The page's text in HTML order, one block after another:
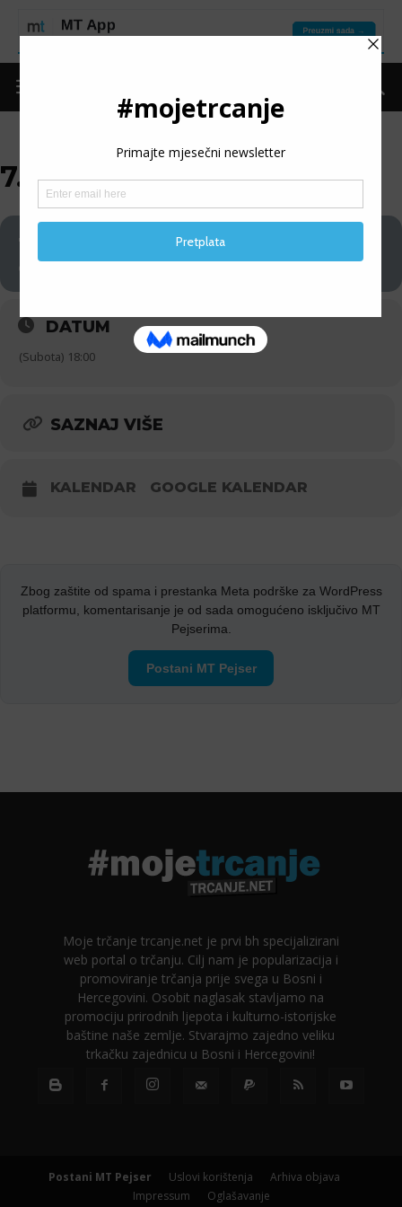
7. ULIČNA TRKA BROD
12
09
7. ULIČNA TRKA BROD
DATUM
(Subota) 18:00
SAZNAJ VIŠE
KALENDAR GOOGLE KALENDAR
Zbog zaštite od spama i prestanka Meta podrške za WordPress
platformu, komentarisanje je od sada omogućeno isključivo MT
Pejserima.
Postani MT Pejser
Moje trčanje trcanje.net je prvi bh specijalizirani
web portal o trčanju. Cilj nam je popularizacija i
promoviranje trčanja prije svega u Bosni i
Hercegovini. Osobit naglasak stavljamo na
promociju prirodnih ljepota i kulturno-istorijske
baštine naše zemlje. Stvarajmo zajedno veliku
trkačku zajednicu u Bosni i Hercegovini!
Postani MT Pejser Uslovi korištenja
Arhiva objava
Impressum
Oglašavanje